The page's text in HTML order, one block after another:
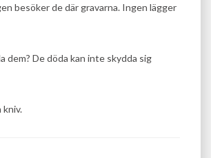
besöker de där gravarna. Ingen lägger
dem? De döda kan inte skydda sig
kniv.